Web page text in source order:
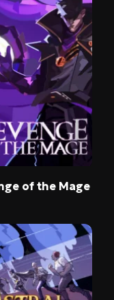
of the Mage